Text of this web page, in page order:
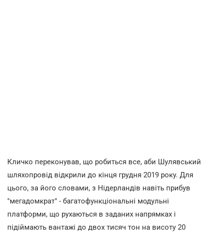
Кличко переконував, що робиться все, аби Шулявський
шляхопровід відкрили до кінця грудня 2019 року. Для
цього, за його словами, з Нідерландів навіть прибув
"мегадомкрат" - багатофункціональні модульні
платформи, що рухаються в заданих напрямках і
підіймають вантажі до двох тисяч тон на висоту 20